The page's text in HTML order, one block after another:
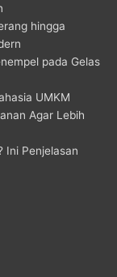
hingga
pada Gelas
UMKM
Agar Lebih
Ini Penjelasan